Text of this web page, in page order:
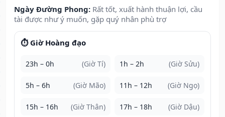
Ngày Đường Phong: Rất tốt, xuất hành thuận lợi, cầu
tài được như ý muốn, gặp quý nhân phù trợ
⏱️ Giờ Hoàng đạo
23h – 0h (Giờ Tí) 1h – 2h (Giờ Sửu)
5h – 6h (Giờ Mão) 11h – 12h (Giờ Ngọ)
15h – 16h (Giờ Thân) 17h – 18h (Giờ Dậu)